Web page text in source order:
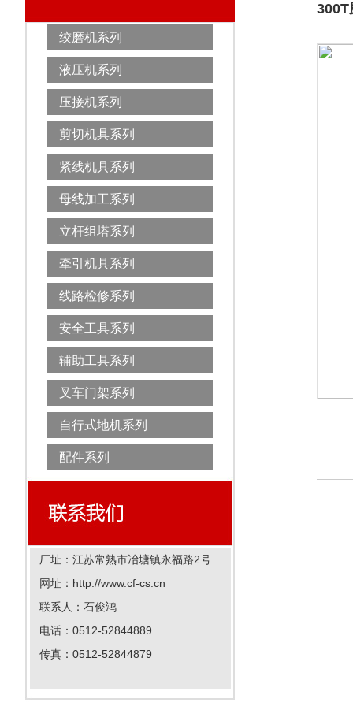
绞磨机系列
液压机系列
压接机系列
剪切机具系列
紧线机具系列
母线加工系列
立杆组塔系列
牵引机具系列
线路检修系列
安全工具系列
辅助工具系列
叉车门架系列
自行式地机系列
配件系列
厂址：江苏常熟市冶塘镇永福路2号
网址：http://www.cf-cs.cn
联系人：石俊鸿
电话：0512-52844889
传真：0512-52844879
300T